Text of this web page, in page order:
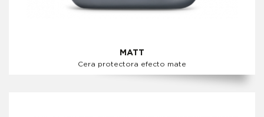
MATT
Cera protectora efecto mate